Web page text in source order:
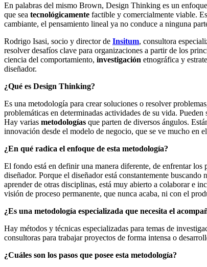
En palabras del mismo Brown, Design Thinking es un
que sea tecnológicamente factible y comercialmente viable.
cambiante, el pensamiento lineal ya no conduce a ninguna
Rodrigo Isasi, socio y director de Insitum, consultora
resolver desafíos clave para organizaciones a partir de los
ciencia del comportamiento, investigación etnográfica y
diseñador.
¿Qué es Design Thinking?
Es una metodología para crear soluciones o resolver
problemáticas en determinadas actividades de su vida.
Hay varias metodologías que parten de diversos ángulos.
innovación desde el modelo de negocio, que se ve mucho en
¿En qué radica el enfoque de esta metodología?
El fondo está en definir una manera diferente, de enfrentar
diseñador. Porque el diseñador está constantemente
aprender de otras disciplinas, está muy abierto a colaborar e
visión de proceso permanente, que nunca acaba, ni con el
¿Es una metodología especializada que necesita el
Hay métodos y técnicas especializadas para temas de
consultoras para trabajar proyectos de forma intensa o
¿Cuáles son los pasos que posee esta metodología?